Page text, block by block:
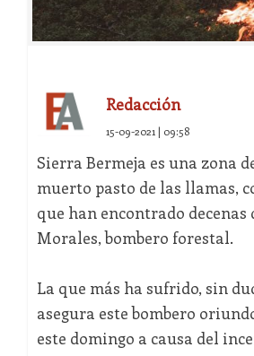
Redacción
15-09-2021 | 09:58
Sierra Bermeja es una zona
muerto pasto de las llamas,
que han encontrado
Morales, bombero forestal.
La que más ha sufrido, sin
asegura este bombero
este domingo a causa del